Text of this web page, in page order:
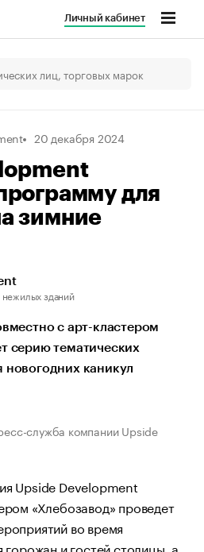
Личный кабинет
20 декабря 2024
для
зимние
зданий
с арт-кластером
серию тематических
каникул
служба компании Upside
Upside Development
«Хлебозавод» проведет
во время
горожан и гостей столицы, а